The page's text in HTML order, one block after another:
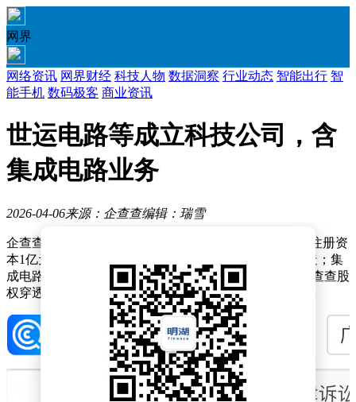
网界
网络资讯 网界财经 科技人物 数据洞察 行业动态 智能出行 智
能手机 数码极客 商业资讯
世运电路等成立科技公司，含
集成电路业务
2026-04-06来源：企查查编辑：瑞雪
企查查APP显示，近日，广东世芯科技有限公司成立，注册资
本1亿元，经营范围包含：集成电路设计；集成电路制造；集
成电路销售；机械设备租赁；非居住房地产租赁等。企查查股
权穿透显示，该公司由世运电路（603920）等共同持股。